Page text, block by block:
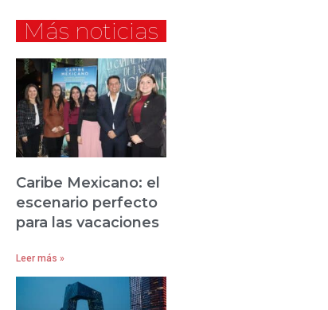
Más noticias
Caribe Mexicano: el
escenario perfecto
para las vacaciones
Leer más »